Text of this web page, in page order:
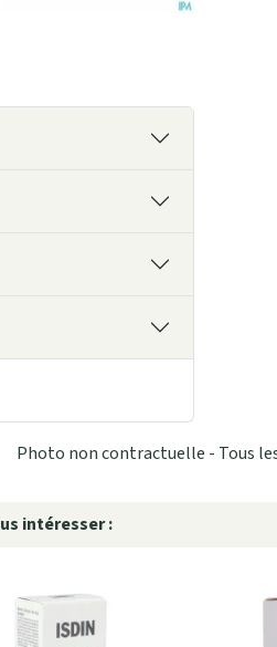
Photo non contractuelle - Tous
intéresser :